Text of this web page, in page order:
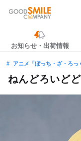
お知らせ・出荷情報
アニメ「ぼっち・ざ・ろっ
ねんどろいど